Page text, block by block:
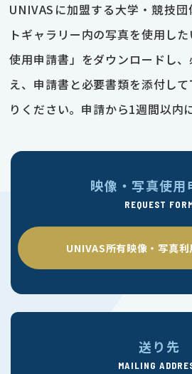
UNIVASに加盟する大学・競技
トギャラリー内の写真を使用し
使用申請書」をダウンロードし
え、申請書と必要書類を添付し
りください。申請から1週間以内
映像・写真使用
REQUEST
UNIVAS所有映像・写真
送り先
MAILING